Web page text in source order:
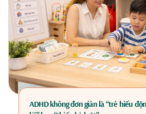
ADHD không đơn giản là “trẻ hiếu